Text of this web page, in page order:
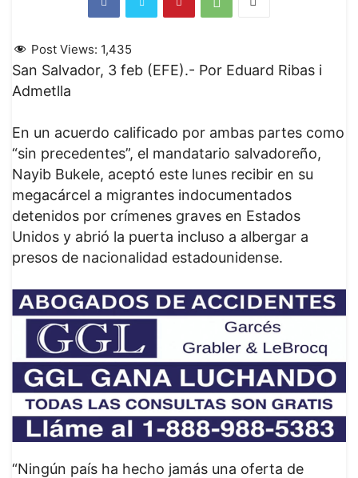
Post Views: 1,435
San Salvador, 3 feb (EFE).- Por Eduard Ribas i
Admetlla
En un acuerdo calificado por ambas partes como
“sin precedentes”, el mandatario salvadoreño,
Nayib Bukele, aceptó este lunes recibir en su
megacárcel a migrantes indocumentados
detenidos por crímenes graves en Estados
Unidos y abrió la puerta incluso a albergar a
presos de nacionalidad estadounidense.
“Ningún país ha hecho jamás una oferta de